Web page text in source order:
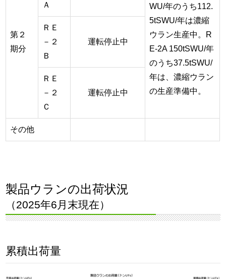
第２
期分
Ａ
WU/年のうち112.
5tSWU/年は濃縮
ウラン生産中。R
E-2A 150tSWU/年
のうち37.5tSWU/
年は、濃縮ウラン
の生産準備中。
ＲＥ
－２
Ｂ
運転停止中
ＲＥ
－２
Ｃ
運転停止中
その他
製品ウランの出荷状況
（2025年6月末現在）
累積出荷量